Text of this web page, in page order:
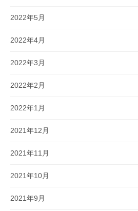
2022年5月
2022年4月
2022年3月
2022年2月
2022年1月
2021年12月
2021年11月
2021年10月
2021年9月